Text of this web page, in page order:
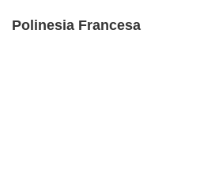
Polinesia Francesa